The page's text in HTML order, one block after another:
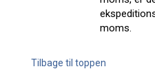
moms.
Tilbage til toppen